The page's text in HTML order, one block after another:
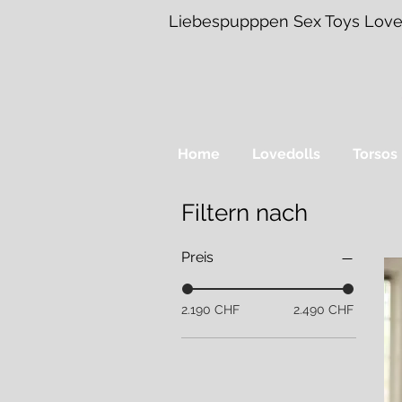
Liebespupppen Sex Toys
Home Lovedolls Torsos
Filtern nach
Preis
2.190 CHF 2.490 CHF